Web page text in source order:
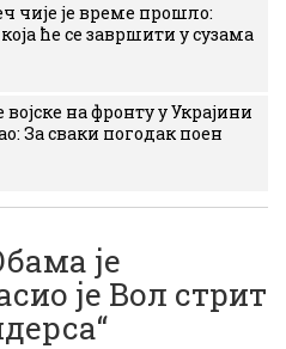
чије је време прошло:
ће се завршити у сузама
на фронту у Украјини
За сваки погодак поен
је
је Вол стрит